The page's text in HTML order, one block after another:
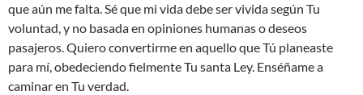
que aún me falta. Sé que mi vida debe ser vivida según Tu
voluntad, y no basada en opiniones humanas o deseos
pasajeros. Quiero convertirme en aquello que Tú planeaste
para mí, obedeciendo fielmente Tu santa Ley. Enséñame a
caminar en Tu verdad.